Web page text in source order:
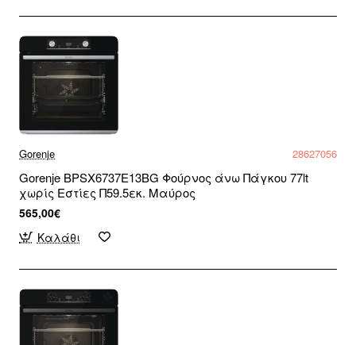
Gorenje 28627056
Gorenje BPSX6737E13BG Φούρνος άνω Πάγκου 77lt
χωρίς Εστίες Π59.5εκ. Μαύρος
565,00€
Καλάθι